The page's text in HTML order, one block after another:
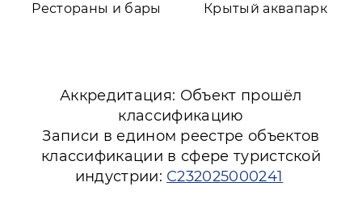
Рестораны и бары Крытый аквапарк
Аккредитация: Объект прошёл
классификацию
Записи в едином реестре объектов
классификации в сфере туристской
индустрии: С232025000241